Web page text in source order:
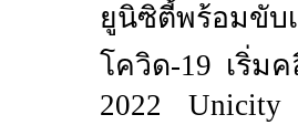
ยูนิซิตี้พร้อมขับ
โควิด-19 เริ่ม
2022
Unicity